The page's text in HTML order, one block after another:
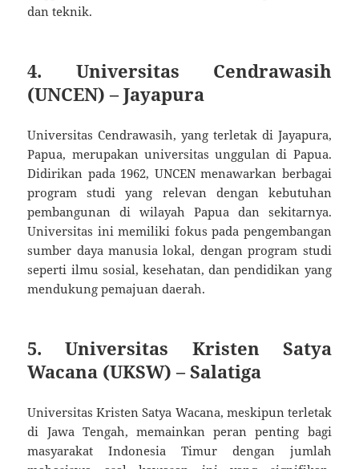
dan teknik.
4. Universitas Cendrawasih
(UNCEN) – Jayapura
Universitas Cendrawasih, yang terletak di Jayapura,
Papua, merupakan universitas unggulan di Papua.
Didirikan pada 1962, UNCEN menawarkan berbagai
program studi yang relevan dengan kebutuhan
pembangunan di wilayah Papua dan sekitarnya.
Universitas ini memiliki fokus pada pengembangan
sumber daya manusia lokal, dengan program studi
seperti ilmu sosial, kesehatan, dan pendidikan yang
mendukung pemajuan daerah.
5.Universitas Kristen Satya
Wacana (UKSW) – Salatiga
Universitas Kristen Satya Wacana, meskipun terletak
di Jawa Tengah, memainkan peran penting bagi
masyarakat Indonesia Timur dengan jumlah